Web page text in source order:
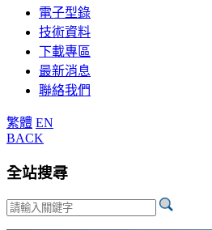
電子型錄
技術資料
下載專區
最新消息
聯絡我們
繁體 EN
BACK
全站搜尋